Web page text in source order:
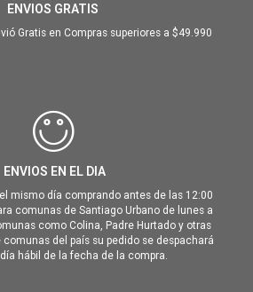
ENVIOS GRATIS
Gratis en Compras superiores a $49.990
ENVIOS EN EL DIA
mismo día comprando antes de las 12:00
comunas de Santiago Urbano de lunes a
como Colina, Padre Hurtado y otras
comunas del país su pedido se despachará
hábil de la fecha de la compra.